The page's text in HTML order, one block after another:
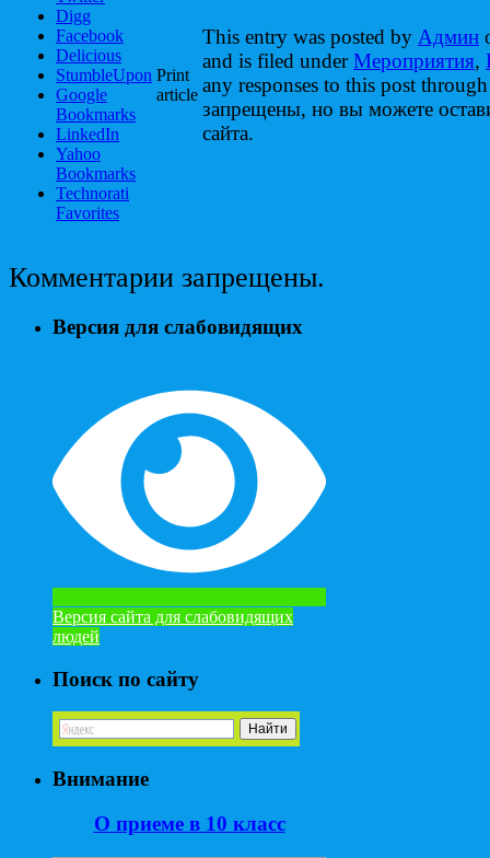
Digg
Facebook
Delicious
StumbleUpon
Google
Bookmarks
LinkedIn
Yahoo
Bookmarks
Technorati
Favorites
Print
article
This entry was posted by Админ
and is filed underМероприятия,
any responses to this post
запрещены, но вы можете
сайта.
Комментарии запрещены.
Версия для слабовидящих
Версия сайта для слабовидящих
людей
Поиск по сайту
Внимание
О приеме в 10 класс